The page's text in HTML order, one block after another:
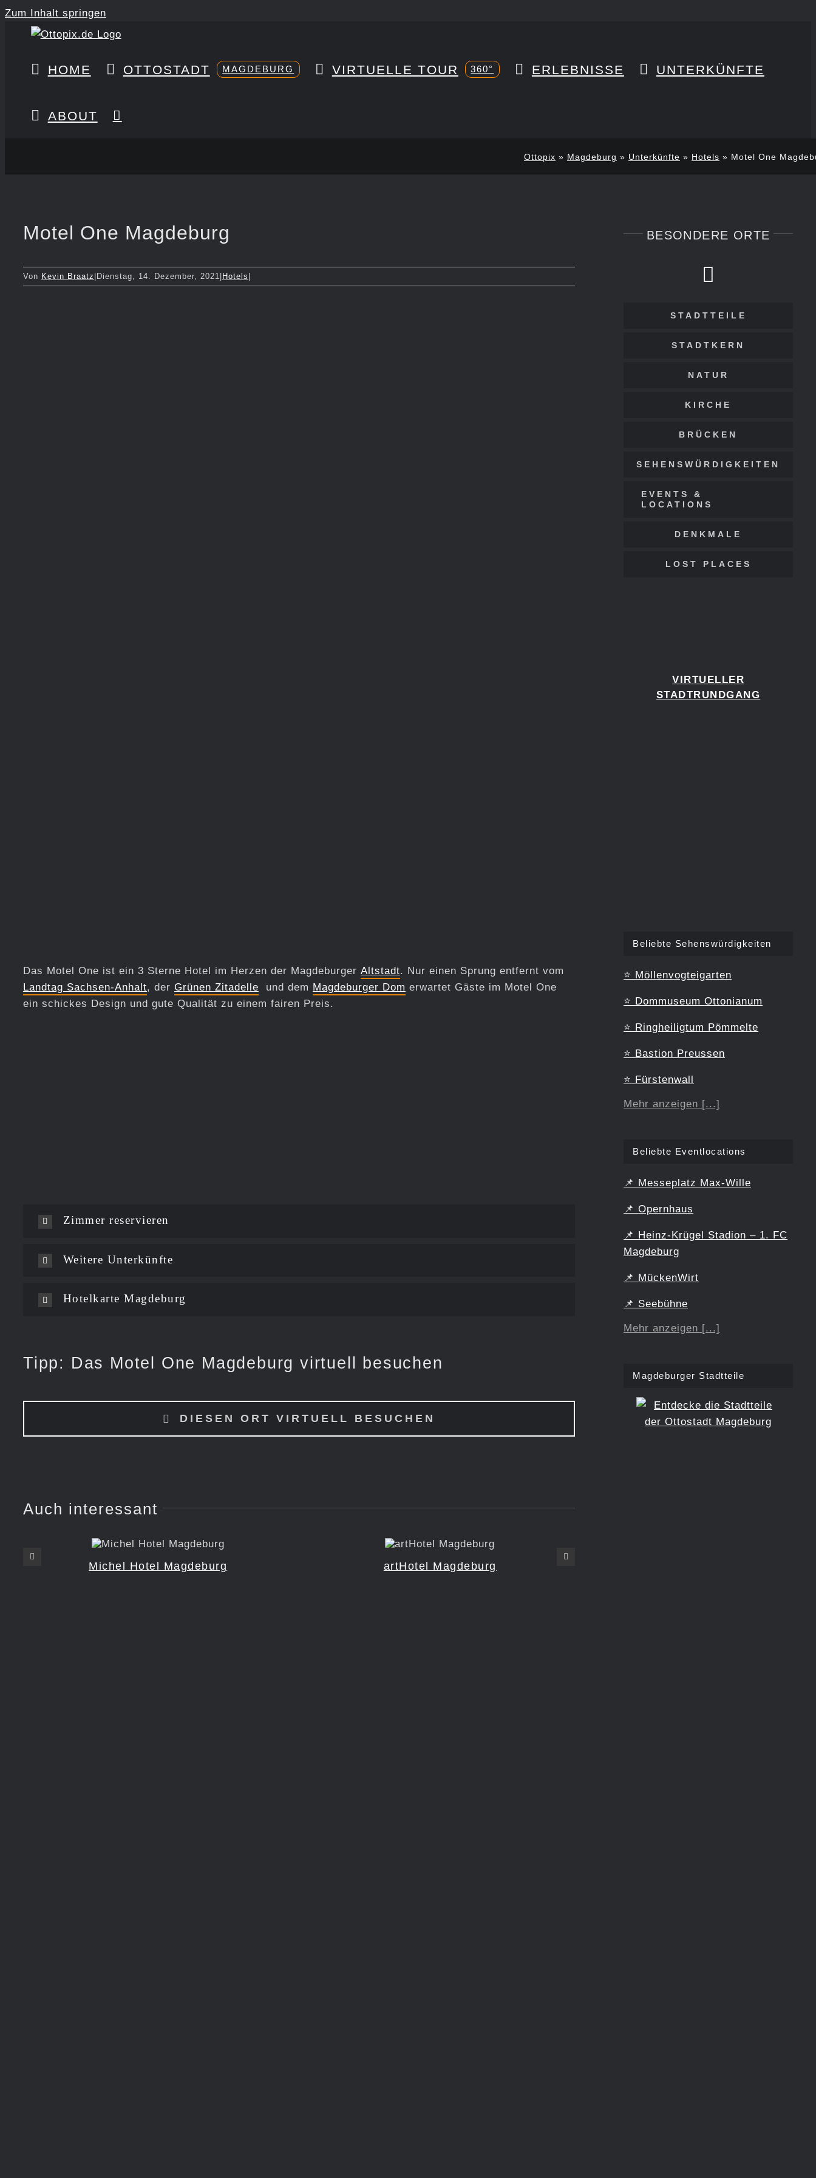
Zum Inhalt springen
HOME OTTOSTADT MAGDEBURG VIRTUELLE TOUR 360° ERLEBNISSE UNTERKÜNFTE
ABOUT
Ottopix » Magdeburg » Unterkünfte » Hotels » Motel One
Motel One Magdeburg
Von Kevin Braatz Dienstag, 14. Dezember, 2021 Hotels
Das Motel One ist ein 3 Sterne Hotel im Herzen der Magdeburger Altstadt. Nur einen Sprung entfernt vom
Landtag Sachsen-Anhalt, der Grünen Zitadelle und dem Magdeburger Dom erwartet Gäste im Motel One
ein schickes Design und gute Qualität zu einem fairen Preis.
Zimmer reservieren
Weitere Unterkünfte
Hotelkarte Magdeburg
Tipp: Das Motel One Magdeburg virtuell besuchen
DIESEN ORT VIRTUELL BESUCHEN
Auch interessant
Michel Hotel Magdeburg artHotel Magdeburg
BESONDERE ORTE
STADTTEILE
STADTKERN
NATUR
KIRCHE
BRÜCKEN
SEHENSWÜRDIGKEITEN
EVENTS &
LOCATIONS
DENKMALE
LOST PLACES
VIRTUELLER
STADTRUNDGANG
Beliebte Sehenswürdigkeiten
⭐ Möllenvogteigarten
⭐ Dommuseum Ottonianum
⭐ Ringheiligtum Pömmelte
⭐ Bastion Preussen
⭐ Fürstenwall
Mehr anzeigen [...]
Beliebte Eventlocations
📌 Messeplatz Max-Wille
📌Opernhaus
📌 Heinz-Krügel Stadion – 1. FC
Magdeburg
📌 MückenWirt
📌 Seebühne
Mehr anzeigen [...]
Magdeburger Stadtteile